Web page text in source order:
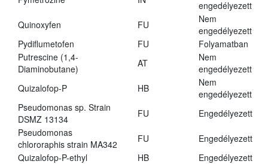
engedélyezett
Quinoxyfen
FU
Nem
engedélyezett
Pydiflumetofen
FU
Folyamatban
Putrescine (1,4-
Diaminobutane)
AT
Nem
engedélyezett
Quizalofop-P
HB
Nem
engedélyezett
Pseudomonas sp. Strain
DSMZ 13134
FU
Engedélyezett
Pseudomonas
chlororaphis strain MA342
FU
Engedélyezett
Quizalofop-P-ethyl
HB
Engedélyezett